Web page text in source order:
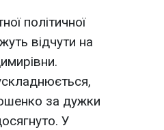
політичної
відчути на
за дужки
У